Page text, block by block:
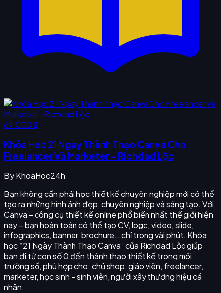
69.000 ₫
Khóa Học 21 Ngày Thành Thạo Canva Cho
Freelancer Và Marketer - Richdad Lộc
ByKhoaHoc24h
Bạn không cần phải học thiết kế chuyên nghiệp mới có thể
tạo ra những hình ảnh đẹp, chuyên nghiệp và sáng tạo. Với
Canva – công cụ thiết kế online phổ biến nhất thế giới hiện
nay – bạn hoàn toàn có thể tạo CV, logo, video, slide,
infographics, banner, brochure… chỉ trong vài phút. Khóa
học “21 Ngày Thành Thạo Canva” của Richdad Lộc giúp
bạn đi từ con số 0 đến thành thạo thiết kế trong môi
trường số, phù hợp cho: chủ shop, giáo viên, freelancer,
marketer, học sinh – sinh viên, người xây thương hiệu cá
nhân.